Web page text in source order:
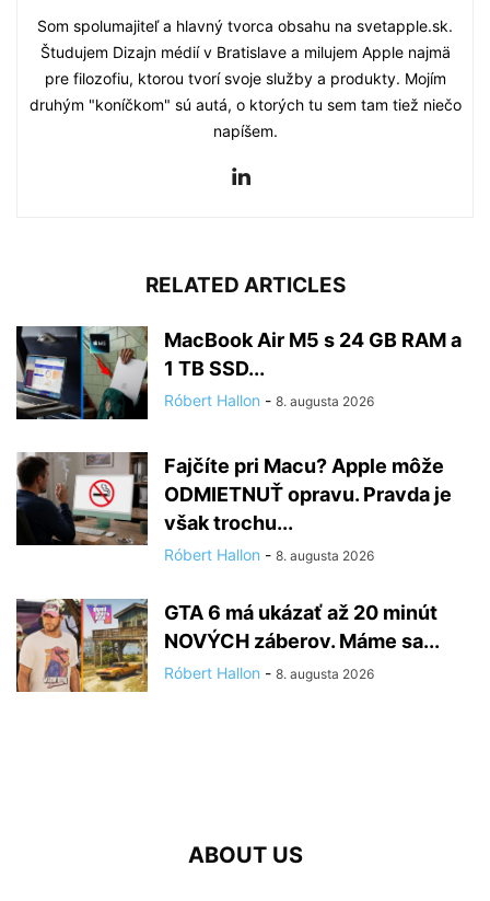
Som spolumajiteľ a hlavný tvorca obsahu na svetapple.sk.
Študujem Dizajn médií v Bratislave a milujem Apple najmä
pre filozofiu, ktorou tvorí svoje služby a produkty. Mojím
druhým "koníčkom" sú autá, o ktorých tu sem tam tiež niečo
napíšem.
RELATED ARTICLES
MacBook Air M5 s 24 GB RAM a
1 TB SSD...
Róbert Hallon - 8. augusta 2026
Fajčíte pri Macu? Apple môže
ODMIETNUŤ opravu. Pravda je
však trochu...
Róbert Hallon - 8. augusta 2026
GTA 6 má ukázať až 20 minút
NOVÝCH záberov. Máme sa...
Róbert Hallon - 8. augusta 2026
ABOUT US